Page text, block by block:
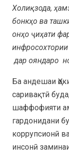
Холиқзода,
бонкҳо ва
онҳо ҷиҳати
дар ояндаро
Ба андешаи
саривақтӣ
шаффофияти
гардонидани
коррупсионӣ
инсонӣ